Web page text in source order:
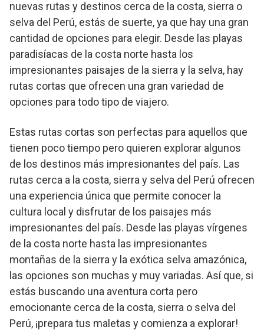
nuevas rutas y destinos cerca de la costa, sierra o
selva del Perú, estás de suerte, ya que hay una gran
cantidad de opciones para elegir. Desde las playas
paradisíacas de la costa norte hasta los
impresionantes paisajes de la sierra y la selva, hay
rutas cortas que ofrecen una gran variedad de
opciones para todo tipo de viajero.
Estas rutas cortas son perfectas para aquellos que
tienen poco tiempo pero quieren explorar algunos
de los destinos más impresionantes del país. Las
rutas cerca a la costa, sierra y selva del Perú ofrecen
una experiencia única que permite conocer la
cultura local y disfrutar de los paisajes más
impresionantes del país. Desde las playas vírgenes
de la costa norte hasta las impresionantes
montañas de la sierra y la exótica selva amazónica,
las opciones son muchas y muy variadas. Así que, si
estás buscando una aventura corta pero
emocionante cerca de la costa, sierra o selva del
Perú, ¡prepara tus maletas y comienza a explorar!